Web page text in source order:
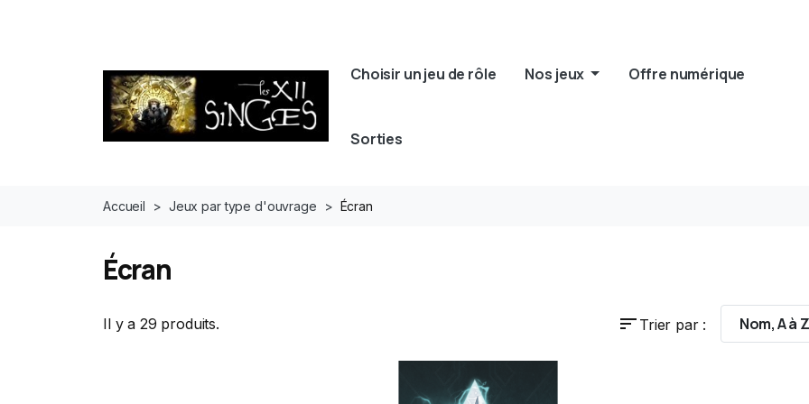
Choisir un jeu de rôle Nos jeux Offre numérique
Sorties
Accueil Jeux par type d'ouvrage Écran
Écran
Il y a 29 produits. sort Trier par : Nom, A à Z